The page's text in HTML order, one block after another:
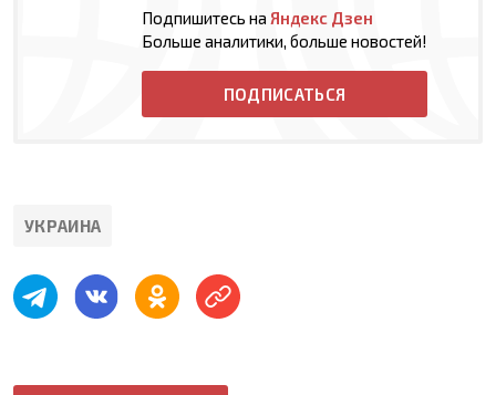
Подпишитесь на Яндекс Дзен
Больше аналитики, больше новостей!
ПОДПИСАТЬСЯ
УКРАИНА